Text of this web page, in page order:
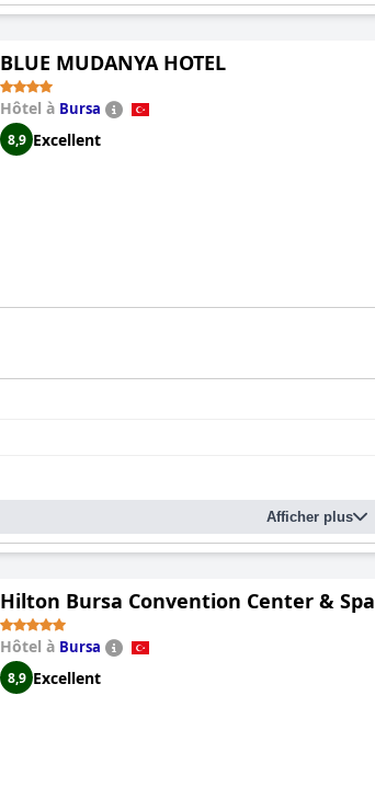
BLUE MUDANYA HOTEL
Hôtel à Bursa
8,9 Excellent
Afficher plus
Hilton Bursa Convention Center & Spa
Hôtel à Bursa
8,9 Excellent